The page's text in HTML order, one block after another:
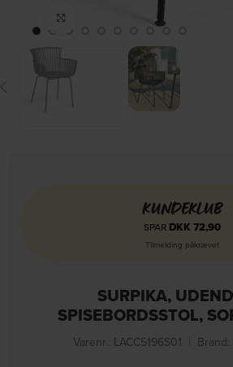
KUNDEKLUB
SPAR DKK 72,90
Tilmelding påkrævet
SURPIKA,
SPISEBORDSSTOL,
Varenr.: LACC5196S01 Brand: